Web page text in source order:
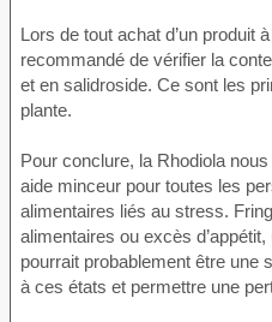
Lors de tout achat d’un produit
recommandé de vérifier la
et en salidroside. Ce sont les
plante.
Pour conclure, la Rhodiola
aide minceur pour toutes les
alimentaires liés au stress.
alimentaires ou excès
pourrait probablement être une
à ces états et permettre une